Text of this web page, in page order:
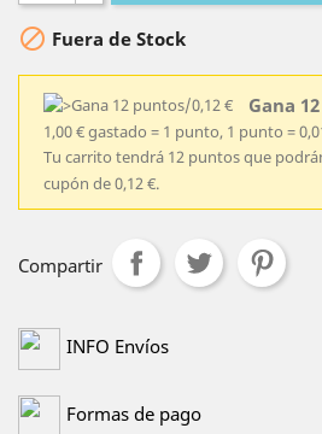
 Fuera de Stock
Gana
1,00 € gastado = 1 punto, 1 punto =
Tu carrito tendrá 12 puntos que
cupón de 0,12 €.
Compartir
INFO Envíos
Formas de pago